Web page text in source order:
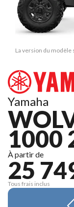
La version du modèle
Yamaha
1000
À partir de
25
Tous frais inclus